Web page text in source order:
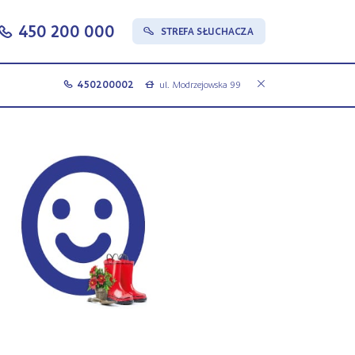
450 200 000 s STREFA SŁUCHACZA
c 450200002 a ul. Modrzejowska 99